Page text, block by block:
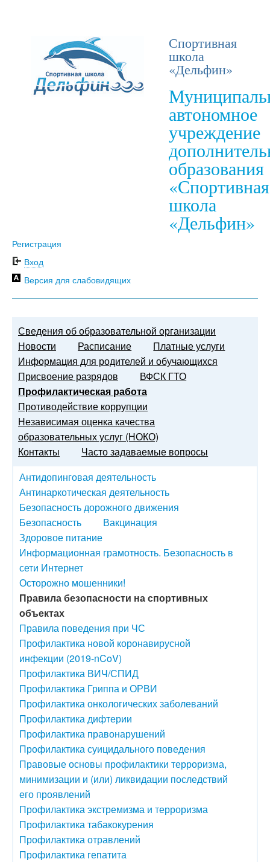
Спортивная
школа
«Дельфин»
автономное
учреждение
образования
«Спортивная
школа
«Дельфин»
Регистрация
Вход
Версия для слабовидящих
Сведения об образовательной организации
Новости
Расписание
Платные услуги
Информация для родителей и обучающихся
Присвоение разрядов
ВФСК ГТО
Профилактическая работа
Противодействие коррупции
Независимая оценка качества
образовательных услуг (НОКО)
Контакты
Часто задаваемые вопросы
Антидопинговая деятельность
Антинаркотическая деятельность
Безопасность дорожного движения
Безопасность
Вакцинация
Здоровое питание
Информационная грамотность. Безопасность в
сети Интернет
Осторожно мошенники!
Правила безопасности на спортивных
объектах
Правила поведения при ЧС
Профилактика новой коронавирусной
инфекции (2019-nCoV)
Профилактика ВИЧ/СПИД
Профилактика Гриппа и ОРВИ
Профилактика онкологических заболеваний
Профилактика дифтерии
Профилактика правонарушений
Профилактика суицидального поведения
Правовые основы профилактики терроризма,
минимизации и (или) ликвидации последствий
его проявлений
Профилактика экстремизма и терроризма
Профилактика табакокурения
Профилактика отравлений
Профилактика гепатита